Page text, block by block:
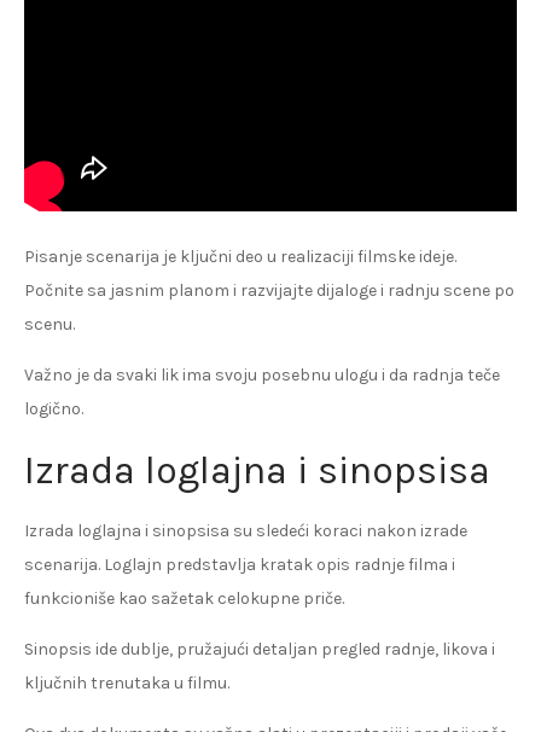
Pisanje scenarija je ključni deo u realizaciji filmske ideje.
Počnite sa jasnim planom i razvijajte dijaloge i radnju scene po
scenu.
Važno je da svaki lik ima svoju posebnu ulogu i da radnja teče
logično.
Izrada loglajna i sinopsisa
Izrada loglajna i sinopsisa su sledeći koraci nakon izrade
scenarija. Loglajn predstavlja kratak opis radnje filma i
funkcioniše kao sažetak celokupne priče.
Sinopsis ide dublje, pružajući detaljan pregled radnje, likova i
ključnih trenutaka u filmu.